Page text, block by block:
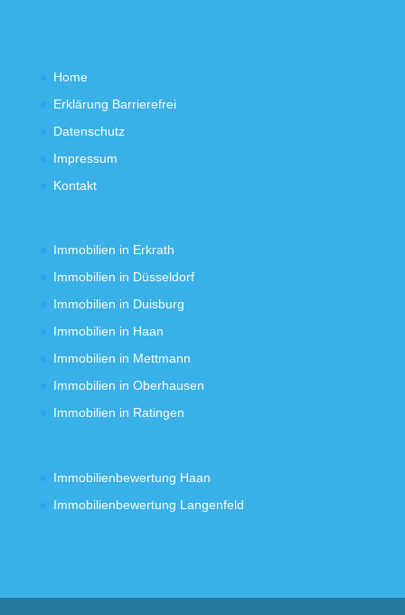
Home
Erklärung Barrierefrei
Datenschutz
Impressum
Kontakt
Immobilien in Erkrath
Immobilien in Düsseldorf
Immobilien in Duisburg
Immobilien in Haan
Immobilien in Mettmann
Immobilien in Oberhausen
Immobilien in Ratingen
Immobilienbewertung Haan
Immobilienbewertung Langenfeld